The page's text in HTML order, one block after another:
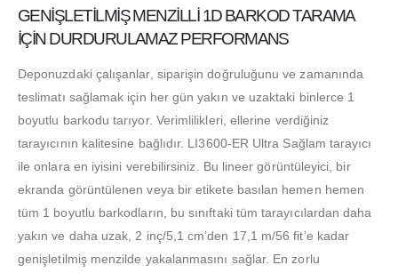
GENİŞLETİLMİŞ MENZİLLİ 1D BARKOD TARAMA
İÇİN DURDURULAMAZ PERFORMANS
Deponuzdaki çalışanlar, siparişin doğruluğunu ve zamanında
teslimatı sağlamak için her gün yakın ve uzaktaki binlerce 1
boyutlu barkodu tarıyor. Verimlilikleri, ellerine verdiğiniz
tarayıcının kalitesine bağlıdır. LI3600-ER Ultra Sağlam tarayıcı
ile onlara en iyisini verebilirsiniz. Bu lineer görüntüleyici, bir
ekranda görüntülenen veya bir etikete basılan hemen hemen
tüm 1 boyutlu barkodların, bu sınıftaki tüm tarayıcılardan daha
yakın ve daha uzak, 2 inç/5,1 cm’den 17,1 m/56 fit’e kadar
genişletilmiş menzilde yakalanmasını sağlar. En zorlu